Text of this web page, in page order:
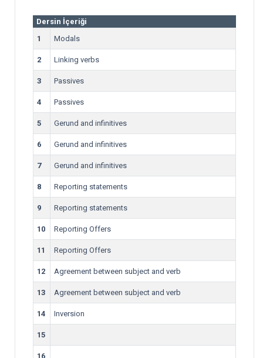
Dersin İçeriği
1
Modals
2 Linking verbs
3 Passives
4 Passives
5 Gerund and infinitives
6 Gerund and infinitives
7 Gerund and infinitives
8 Reporting statements
9 Reporting statements
10 Reporting Offers
11 Reporting Offers
12 Agreement between subject and verb
13 Agreement between subject and verb
14 Inversion
15
16